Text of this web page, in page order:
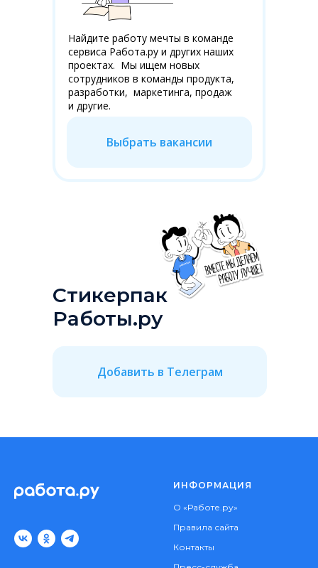
Найдите работу мечты в команде
сервиса Работа.ру и других наших
проектах. Мы ищем новых
сотрудников в команды продукта,
разработки, маркетинга, продаж
и другие.
Выбрать вакансии
Добавить в Телеграм
Стикерпак
Работы.ру
ИНФОРМАЦИЯ
О «Работе.ру»
Правила сайта
Контакты